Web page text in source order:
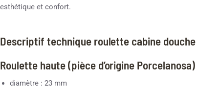
esthétique et confort.
Descriptif technique roulette cabine douche
Roulette haute (pièce d’origine Porcelanosa)
diamètre : 23 mm